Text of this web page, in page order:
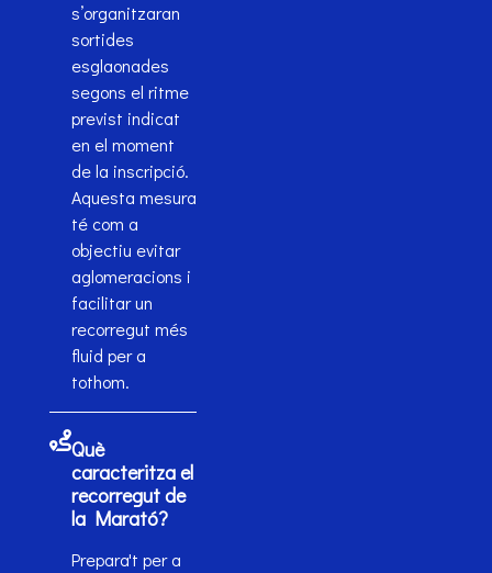
s’organitzaran
sortides
esglaonades
segons el ritme
previst indicat
en el moment
de la inscripció.
Aquesta mesura
té com a
objectiu evitar
aglomeracions i
facilitar un
recorregut més
fluid per a
tothom.
Què
caracteritza el
recorregut de
la Marató?
Prepara't per a